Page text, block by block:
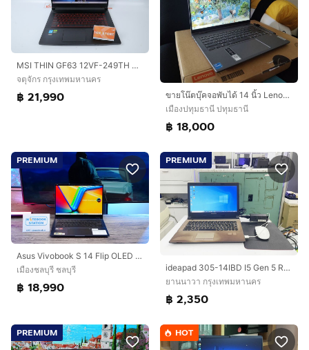
MSI THIN GF63 12VF-249TH Core i5-12450H.RTX4060 RAM16.512GB
จตุจักร กรุงเทพมหานคร
฿ 21,990
ขายโน๊ตบุ๊คจอพับได้ 14 นิ้ว Lenovo IdeaPad 5I 2in1
เมืองปทุมธานี ปทุมธานี
฿ 18,000
PREMIUM
Asus Vivobook S 14 Flip OLED ทัชกรีนหมุนจอ360องศา Ryzen7-7730U Ram16 SSD512GB จอ14 2.8K OLED 90Hz จอภาพสวยคมชัดมาก ดีไซน์สวยทันสมัย ราคา 18,
เมืองชลบุรี ชลบุรี
฿ 18,990
PREMIUM
ideapad 305-14IBD I5 Gen 5 Ram 8 พอใช้ ไช้งานได้ดี ราคาถูกใจ
ยานนาวา กรุงเทพมหานคร
฿ 2,350
PREMIUM HOT